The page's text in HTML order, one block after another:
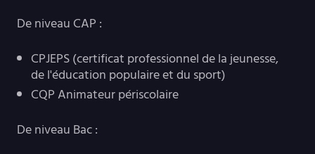
De niveau CAP :
CPJEPS (certificat professionnel de la jeunesse,
de l'éducation populaire et du sport)
CQP Animateur périscolaire
De niveau Bac :